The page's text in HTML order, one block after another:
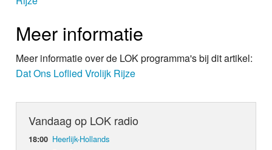
Meer informatie
Meer informatie over de LOK programma's bij dit artikel:
Dat Ons Loflied Vrolijk Rijze
Vandaag op LOK radio
18:00 Heerlijk-Hollands